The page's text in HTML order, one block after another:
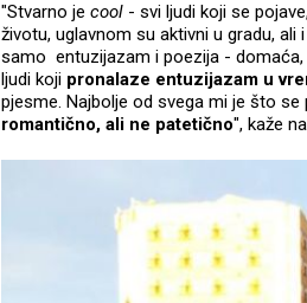
"Stvarno je cool - svi ljudi koji se
životu, uglavnom su aktivni u gradu, ali
samo entuzijazam i poezija - domaća,
ljudi koji pronalaze entuzijazam u
pjesme. Najbolje od svega mi je što
romantično, ali ne patetično", kaže